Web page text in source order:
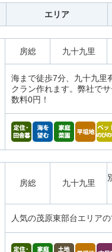
エリア
房総 九十九里
海まで徒歩7分、九十九里
クラン作れます。弊社で
数料0円！
房総 九十九里
人気の茂原東部台エリア